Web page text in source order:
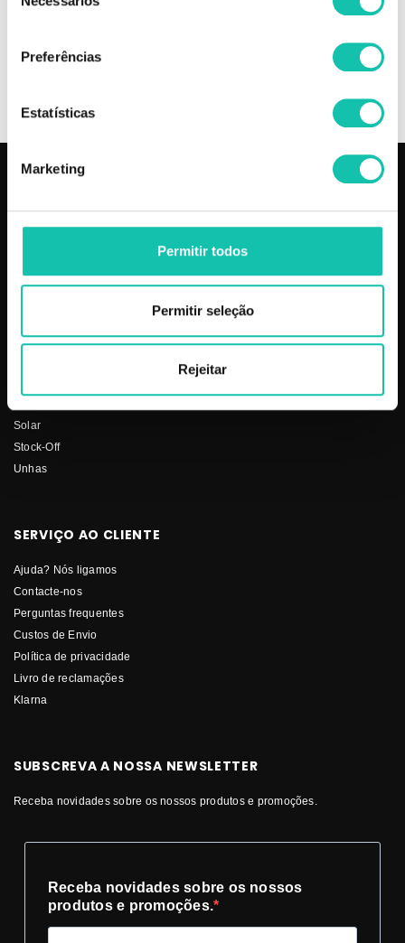
Preferências
Estatísticas
Marketing
Permitir todos
Permitir seleção
Rejeitar
Comprar WELLA Condicionadores Nutri-Enrich MELHOR PREÇO |
Aparelhos
Cabelo
Makeup
Solar
Stock-Off
Unhas
Sobre nós
Termos e condições
Os nossos preços
Social
SERVIÇO AO CLIENTE
Ajuda? Nós ligamos
Contacte-nos
Perguntas frequentes
Custos de Envio
Política de privacidade
Livro de reclamações
Klarna
SUBSCREVA A NOSSA NEWSLETTER
Receba novidades sobre os nossos produtos e promoções.
Receba novidades sobre os nossos
produtos e promoções.